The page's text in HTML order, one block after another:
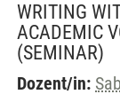
WRITING
ACADEMIC
(SEMINAR)
Dozent/in: